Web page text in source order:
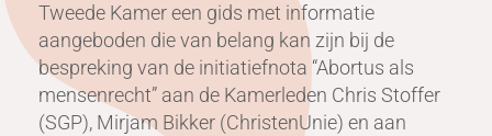
Tweede Kamer een gids met informatie
aangeboden die van belang kan zijn bij de
bespreking van de initiatiefnota “Abortus als
mensenrecht” aan de Kamerleden Chris Stoffer
(SGP), Mirjam Bikker (ChristenUnie) en aan